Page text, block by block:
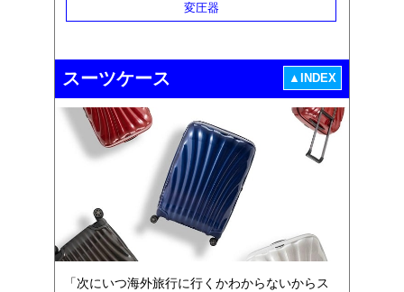
変圧器
スーツケース ▲INDEX
「次にいつ海外旅行に行くかわからないからス